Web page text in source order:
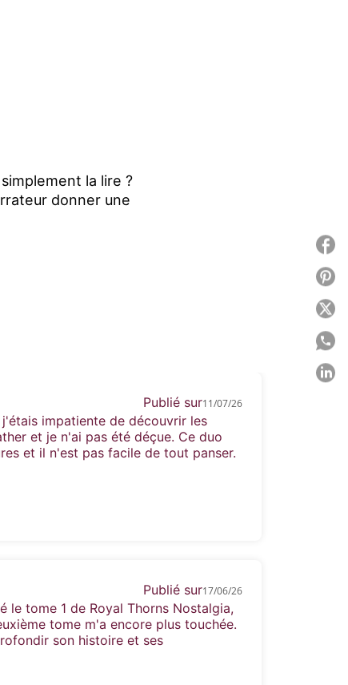
la lire ?
donner une
Publié sur11/07/26
impatiente de découvrir les
et je n'ai pas été déçue. Ce duo
et il n'est pas facile de tout panser.
Publié sur17/06/26
le tome 1 de Royal Thorns Nostalgia,
tome m'a encore plus touchée.
son histoire et ses